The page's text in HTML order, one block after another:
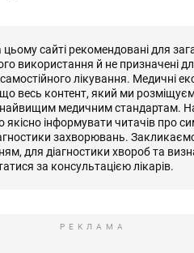
цьому сайті рекомендовані для
використання й не призначені
лікування. Медичні
весь контент, який ми
найвищим медичним стандартам.
інформувати читачів про
захворювань.
для діагностики хвороб та
за консультацією лікарів.
РЕКЛАМА